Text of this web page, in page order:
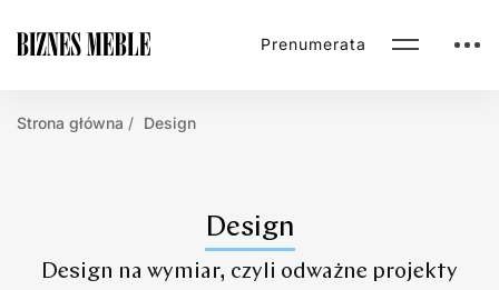
Prenumerata
Strona główna Design
Design
Design na wymiar, czyli odważne projekty